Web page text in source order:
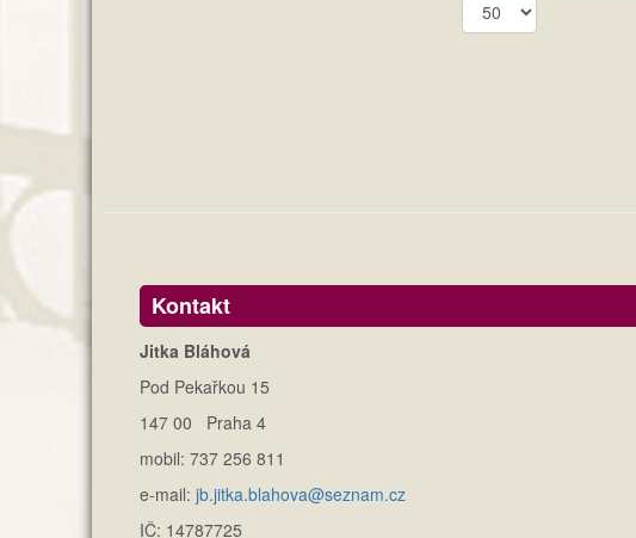
Kontakt
Jitka Bláhová
Pod Pekařkou 15
147 00 Praha 4
mobil: 737 256 811
e-mail: jb.jitka.blahova@seznam.cz
IČ: 14787725